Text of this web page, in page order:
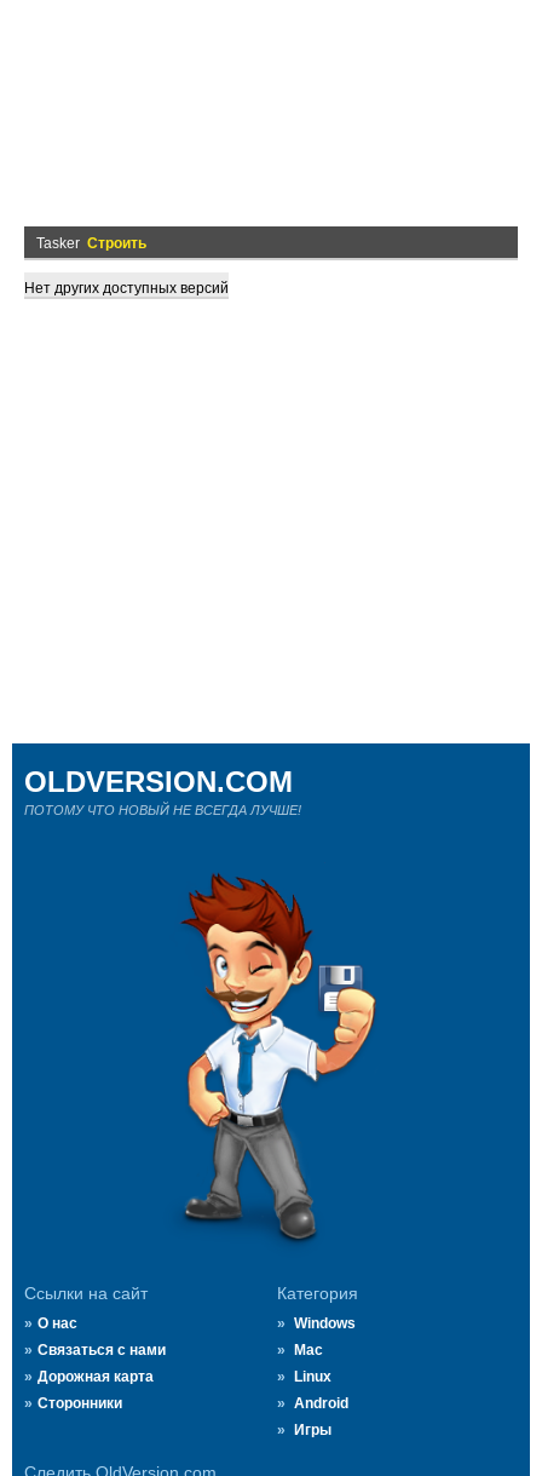
Tasker Строить
Нет других доступных версий
Ссылки на сайт
О нас
Связаться с нами
Дорожная карта
Сторонники
Категория
Windows
Mac
Linux
Android
Игры
OLDVERSION.COM
ПОТОМУ ЧТО НОВЫЙ НЕ ВСЕГДА ЛУЧШЕ!